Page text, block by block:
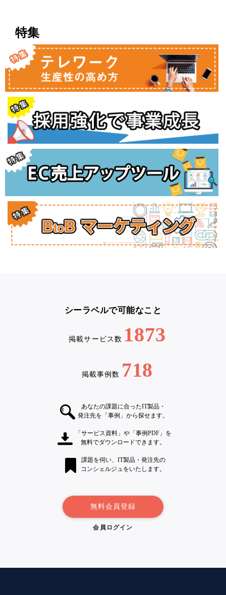
特集
シーラベルで可能なこと
掲載サービス数 1873
掲載事例数 718
あなたの課題に合ったIT製品・
発注先を「事例」から探せます。
「サービス資料」や「事例PDF」を
無料でダウンロードできます。
課題を伺い、IT製品・発注先の
コンシェルジュをいたします。
無料会員登録
会員ログイン